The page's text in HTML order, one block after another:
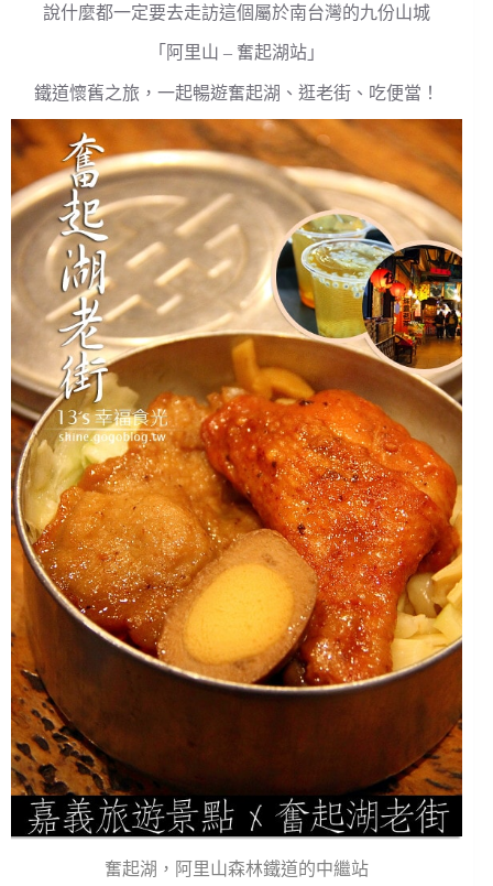
說什麼都一定要去走訪這個屬於南台灣的九份山城
「阿里山 – 奮起湖站」
鐵道懷舊之旅，一起暢遊奮起湖、逛老街、吃便當！
奮起湖，阿里山森林鐵道的中繼站